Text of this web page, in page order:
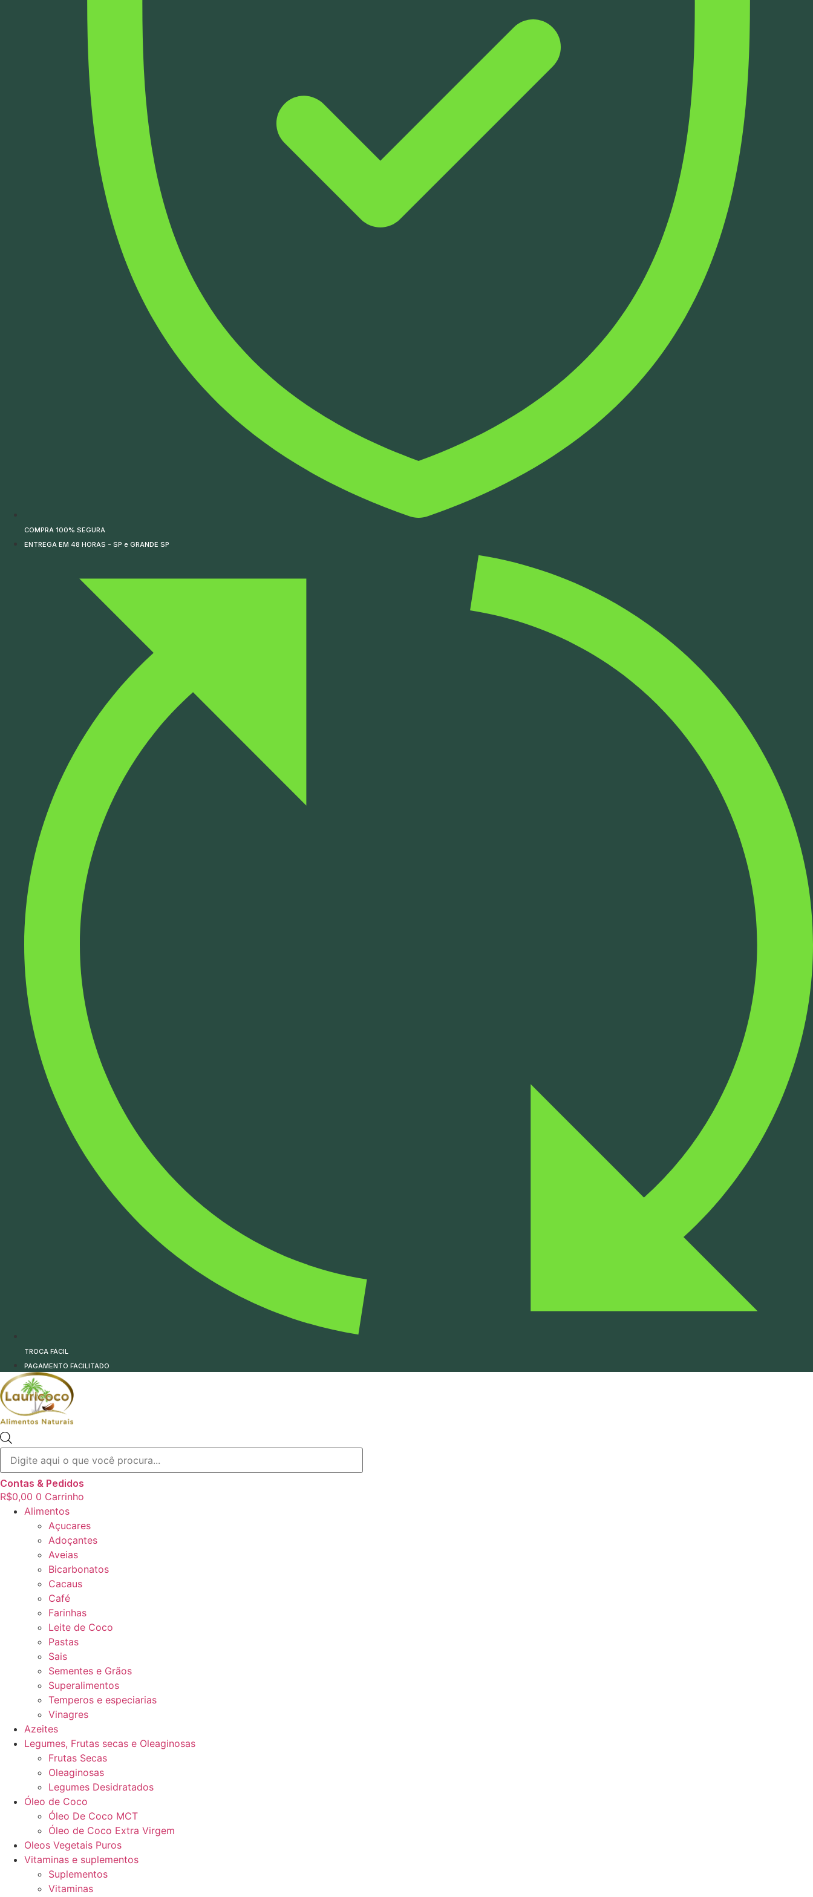
COMPRA 100% SEGURA
ENTREGA EM 48 HORAS - SP e GRANDE SP
TROCA FÁCIL
PAGAMENTO FACILITADO
produtos
Contas & Pedidos
R$0,00 0 Carrinho
Alimentos
Açucares
Adoçantes
Aveias
Bicarbonatos
Cacaus
Café
Farinhas
Leite de Coco
Pastas
Sais
Sementes e Grãos
Superalimentos
Temperos e especiarias
Vinagres
Azeites
Legumes, Frutas secas e Oleaginosas
Frutas Secas
Oleaginosas
Legumes Desidratados
Óleo de Coco
Óleo De Coco MCT
Óleo de Coco Extra Virgem
Oleos Vegetais Puros
Vitaminas e suplementos
Suplementos
Vitaminas